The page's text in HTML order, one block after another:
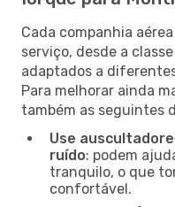
Cada companhia
serviço, desde a
adaptados a
Para melhorar ainda
também as seguintes
Use
ruído: podem
tranquilo, o que
confortável.